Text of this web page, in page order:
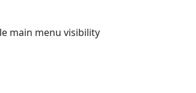
main menu visibility